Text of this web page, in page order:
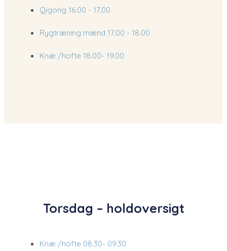
Qigong​ 16.00 - 17.00​
Rygtræning mænd 17.00 - 18.00​
Knæ /hofte 18.00- 19.00
Torsdag – holdoversigt
Knæ /hofte 08.30- 09.30